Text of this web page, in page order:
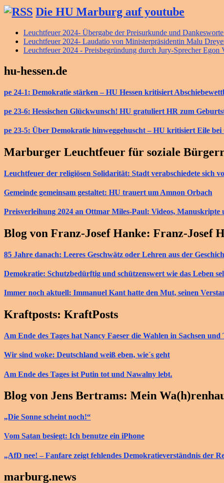
Die HU Marburg auf youtube
Leuchtfeuer 2024- Übergabe der Preisurkunde und
Leuchtfeuer 2024- Laudatio von Ministerpräsidentin Malu
Leuchtfeuer 2024 - Preisbegründung durch Jury-Sprecher Egon
hu-hessen.de
pe 24-1: Demokratie stärken – HU Hessen kritisiert
pe 23-6: Hessischen Glückwunsch! HU gratuliert HR zum
pe 23-5: Über Demokratie hinweggehuscht – HU kritisiert Eile bei
Marburger Leuchtfeuer für soziale
Leuchtfeuer der religiösen Solidarität: Stadt verabschiedete sich
Gemeinde gemeinsam gestaltet: HU trauert um Amnon Orbach
Preisverleihung 2024 an Ottmar Miles-Paul: Videos, Manuskripte
Blog von Franz-Josef Hanke: Franz-Josef
85 Jahre danach: Leeres Geschwätz oder Lehren aus der
Demokratie: Schutzbedürftig und schützenswert wie das Leben
Immer noch aktuell: Immanuel Kant hatte den Mut, seinen
Kraftposts: KraftPosts
Am Ende des Tages hat Nancy Faeser die Wahlen in Sachsen
Wir sind woke: Deutschland weiß eben, wie´s geht
Am Ende des Tages ist Putin tot und Nawalny lebt.
Blog von Jens Bertrams: Mein
„Die Sonne scheint noch!“
Vom Satan besiegt: Ich benutze ein iPhone
„AfD nee! – Fanfare zeigt fehlendes Demokratieverständnis der
marburg.news